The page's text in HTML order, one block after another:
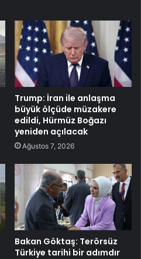
Trump: İran ile anlaşma
büyük ölçüde müzakere
edildi, Hürmüz Boğazı
yeniden açılacak
Ağustos 7, 2026
Bakan Göktaş: Terörsüz
Türkiye tarihi bir adımdır